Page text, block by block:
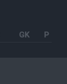
GK P